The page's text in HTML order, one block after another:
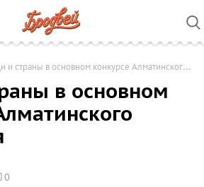
страны в основном конкурсе Алматинского фестиваля
в основном
0